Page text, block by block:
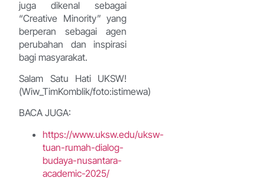
juga dikenal sebagai
“Creative Minority” yang
berperan sebagai agen
perubahan dan inspirasi
bagi masyarakat.
Salam Satu Hati UKSW!
(Wiw_TimKomblik/foto:istimewa)
BACA JUGA:
https://www.uksw.edu/uksw-
tuan-rumah-dialog-
budaya-nusantara-
academic-2025/